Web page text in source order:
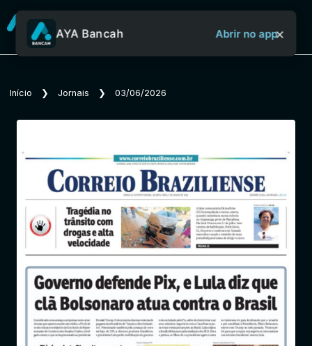
Sobre o Aya Bancah
Revistas
Jornais
Notícias
AYA Bancah Abrir no app×
Início ❯ Jornais ❯ 03/06/2026